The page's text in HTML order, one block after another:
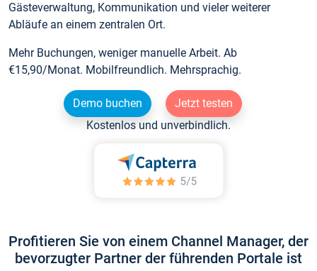
Gästeverwaltung, Kommunikation und vieler weiterer
Abläufe an einem zentralen Ort.
Mehr Buchungen, weniger manuelle Arbeit. Ab
€15,90/Monat. Mobilfreundlich. Mehrsprachig.
Demo buchen
Jetzt testen
Kostenlos und unverbindlich.
Profitieren Sie von einem Channel Manager, der
bevorzugter Partner der führenden Portale ist